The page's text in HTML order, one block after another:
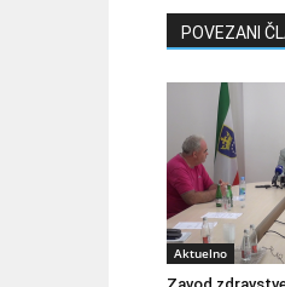
POVEZANI
Aktuelno